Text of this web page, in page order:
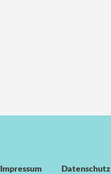
Impressum Datenschutz